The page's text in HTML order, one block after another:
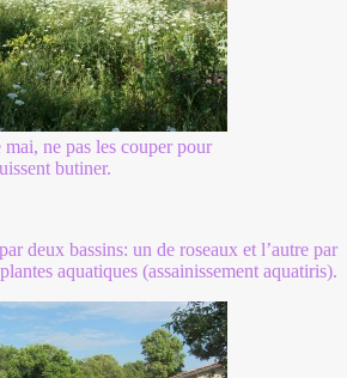
ne pas les couper pour
butiner.
deux bassins: un de roseaux et l’autre par
aquatiques (assainissement aquatiris).